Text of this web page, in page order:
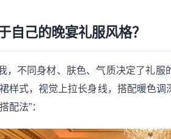
自己的晚宴礼服风格？
，不同身材、肤色、气质决定了礼服
样式，视觉上拉长身线，搭配暖色
配法”：